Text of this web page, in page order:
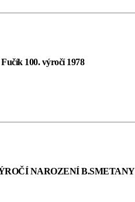
100. výročí 1978
NAROZENÍ B.SMETANY